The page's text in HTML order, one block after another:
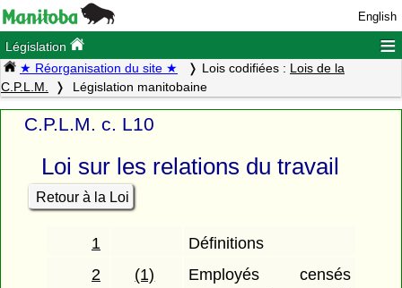
English
Législation ≡
★ Réorganisation du site ★ Lois codifiées : Lois de la
C.P.L.M.
Législation manitobaine
C.P.L.M. c. L10
Loi sur les relations du travail
Retour à la Loi
1
Définitions
2
(1)
Employés censés